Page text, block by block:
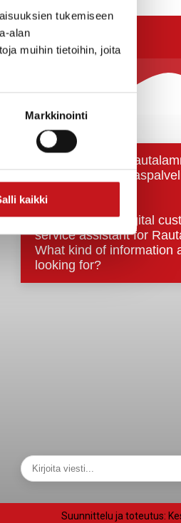
tukemiseen
alan
muihin tietoihin, joita
Markkinointi
kaikki
esityslistat & pöytäkirjat
Kunnanhallitus
Kunnanvaltuusto